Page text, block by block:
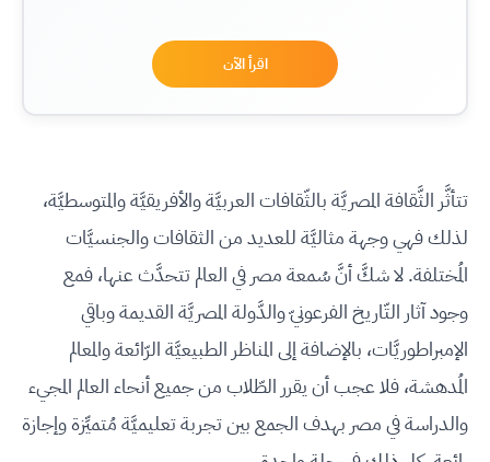
اقرأ الآن
تتأثَّر الثَّقافة المصريَّة بالثّقافات العربيَّة والأفريقيَّة والمتوسطيَّة،
لذلك فهي وجهة مثاليَّة للعديد من الثقافات والجنسيَّات
المُختلفة. لا شكَّ أنَّ سُمعة مصر في العالم تتحدَّث عنها، فمع
وجود آثار التّاريخ الفرعونيّ والدَّولة المصريَّة القديمة وباقي
الإمبراطوريَّات، بالإضافة إلى المناظر الطبيعيَّة الرّائعة والمعالم
المُدهشة، فلا عجب أن يقرر الطّلاب من جميع أنحاء العالم المجيء
والدراسة في مصر بهدف الجمع بين تجربة تعليميَّة مُتميِّزة وإجازة